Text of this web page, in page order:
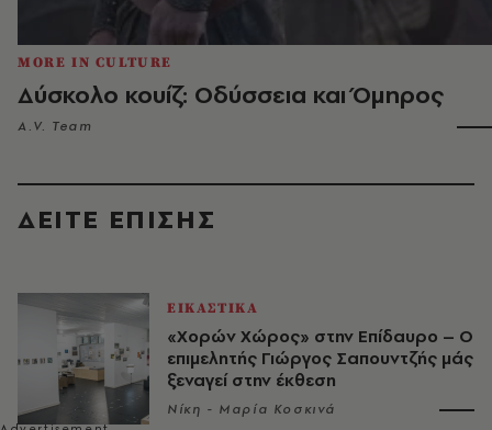
MORE IN CULTURE
Δύσκολο κουίζ: Οδύσσεια και Όμηρος
A.V. Team
ΔΕΙΤΕ ΕΠΙΣΗΣ
ΕΙΚΑΣΤΙΚΑ
«Χορών Χώρος» στην Επίδαυρο – Ο
επιμελητής Γιώργος Σαπουντζής μάς
ξεναγεί στην έκθεση
Νίκη - Μαρία Κοσκινά